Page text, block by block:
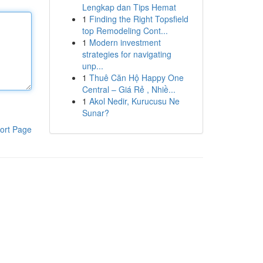
Page
Lengkap dan Tips Hemat
1 Finding the Right Topsfield
top Remodeling Cont...
1 Modern investment
strategies for navigating
unp...
1 Thuê Căn Hộ Happy One
Central – Giá Rẻ , Nhiề...
1 Akol Nedir, Kurucusu Ne
Sunar?